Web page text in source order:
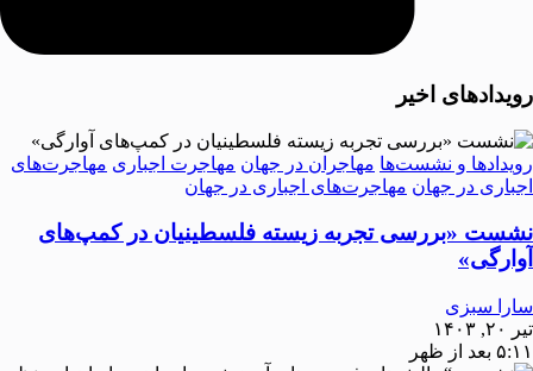
رویدادهای اخیر
رویدادها و نشست‌ها مهاجران در جهان مهاجرت اجباری مهاجرت‌های
اجباری در جهان مهاجرت‌های اجباری در جهان
نشست «بررسی تجربه‌ زیسته فلسطینیان در کمپ‌های
آوارگی»
سارا سبزی
تیر ۲۰, ۱۴۰۳
۵:۱۱ بعد از ظهر